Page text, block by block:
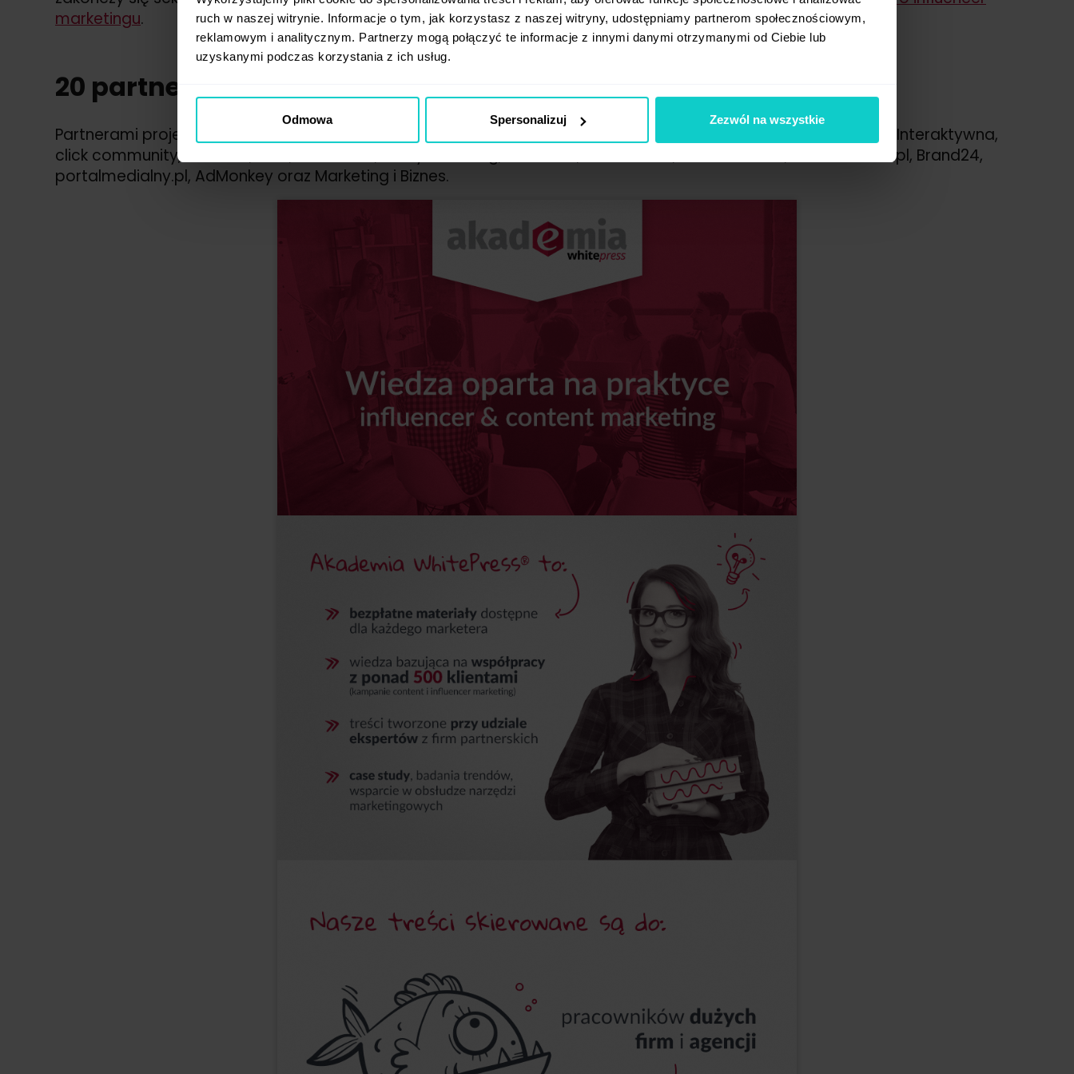
ruch w naszej witrynie. Informacje o tym, jak korzystasz z naszej witryny, udostępniamy partnerom społecznościowym,
reklamowym i analitycznym. Partnerzy mogą połączyć te informacje z innymi danymi otrzymanymi od Ciebie lub
uzyskanymi podczas korzystania z ich usług.
Odmowa Spersonalizuj Zezwól na wszystkie
marketingu.
20 partnerów z branży
Partnerami projektu są: Netsprint, Influencer.pl, OFFON Agency, SentiOne, Signs.pl, Sukces Pisany Szminką, Jestem Interaktywna,
click community, Takaoto, Brief, Marketer+, NowyMarketing, ViralSeed, Social Press, Mediakraft TV, Biznesowanie.pl, Brand24,
portalmedialny.pl, AdMonkey oraz Marketing i Biznes.